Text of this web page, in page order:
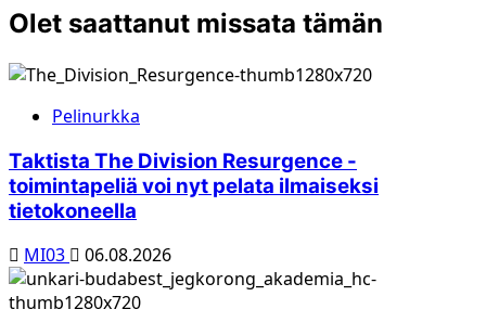
Olet saattanut missata tämän
Pelinurkka
Taktista The Division Resurgence -
toimintapeliä voi nyt pelata ilmaiseksi
tietokoneella
MI03 06.08.2026